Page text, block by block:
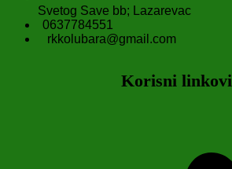
Svetog Save bb; Lazarevac
0637784551
rkkolubara@gmail.com
Korisni linkovi